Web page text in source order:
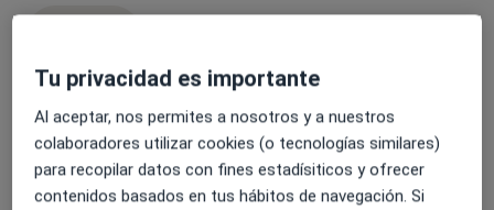
Primera visita fisioterapia
70 €
Detalles Primera visita fisioterapia
Reservar
Tu privacidad es importante
Al aceptar, nos permites a nosotros y a nuestros
colaboradores utilizar cookies (o tecnologías similares)
para recopilar datos con fines estadísiticos y ofrecer
contenidos basados en tus hábitos de navegación. Si